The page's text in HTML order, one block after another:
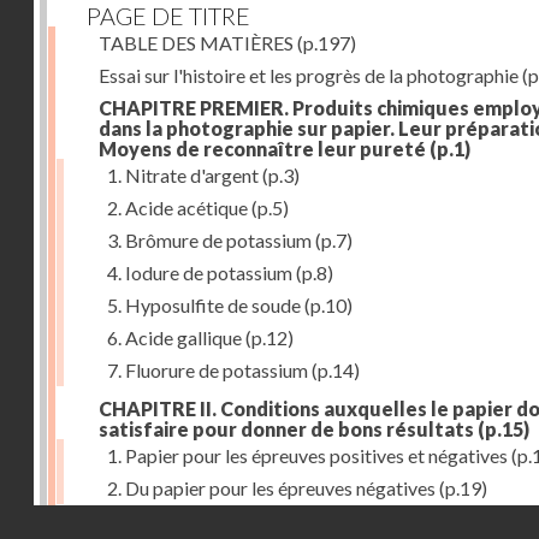
PAGE DE TITRE
TABLE DES MATIÈRES (p.197)
Essai sur l'histoire et les progrès de la photographie
CHAPITRE PREMIER. Produits chimiques
dans la photographie sur papier. Leur
Moyens de reconnaître leur pureté (p.1)
1. Nitrate d'argent(p.3)
2. Acide acétique(p.5)
3. Brômure de potassium(p.7)
4. Iodure de potassium(p.8)
5. Hyposulfite de soude(p.10)
6. Acide gallique(p.12)
7. Fluorure de potassium(p.14)
CHAPITRE II. Conditions auxquelles le papier
satisfaire pour donner de bons résultats (p.15)
1. Papier pour les épreuves positives et négatives
2. Du papier pour les épreuves négatives (p.19)